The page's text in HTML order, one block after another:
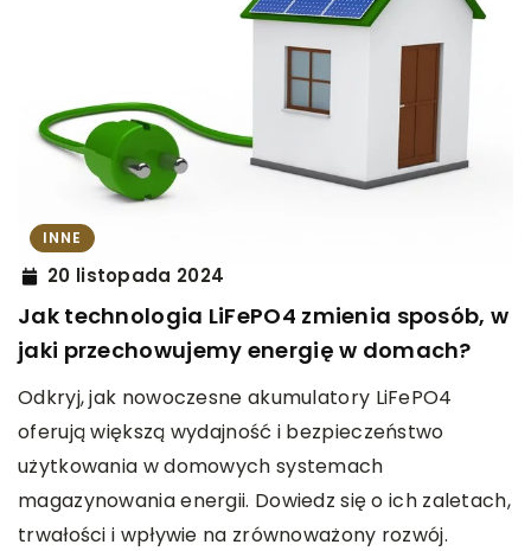
INNE
20 listopada 2024
Jak technologia LiFePO4 zmienia sposób, w
jaki przechowujemy energię w domach?
Odkryj, jak nowoczesne akumulatory LiFePO4
oferują większą wydajność i bezpieczeństwo
użytkowania w domowych systemach
magazynowania energii. Dowiedz się o ich zaletach,
trwałości i wpływie na zrównoważony rozwój.